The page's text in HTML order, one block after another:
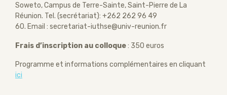
Soweto, Campus de Terre-Sainte, Saint-Pierre de La
Réunion. Tel. (secrétariat): +262 262 96 49
60. Email : secretariat-iuthse@univ-reunion.fr
Frais d’inscription au colloque: 350 euros
Programme et informations complémentaires en cliquant
ici